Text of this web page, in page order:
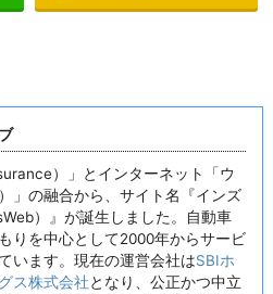
）」とインターネット「ウ
」の融合から、サイト名『インズ
）』が誕生しました。自動車
りを中心として2000年からサービ
います。現在の運営会社はSBIホ
ス株式会社となり、公正かつ中立